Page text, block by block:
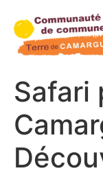
principal
Safari